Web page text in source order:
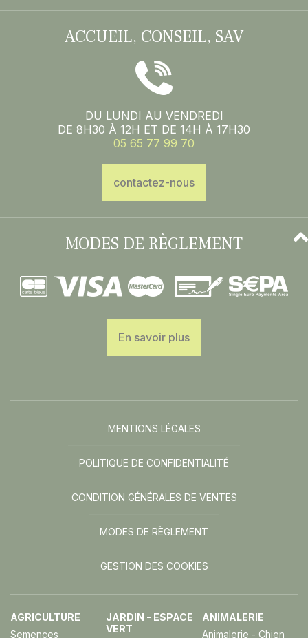
ACCUEIL, CONSEIL, SAV
DU LUNDI AU VENDREDI
DE 8H30 À 12H ET DE 14H À 17H30
05 65 77 99 70
contactez-nous
MODES DE RÈGLEMENT
En savoir plus
MENTIONS LÉGALES
POLITIQUE DE CONFIDENTIALITÉ
CONDITION GÉNÉRALES DE VENTES
MODES DE RÈGLEMENT
GESTION DES COOKIES
AGRICULTURE
Semences
JARDIN - ESPACE
VERT
ANIMALERIE
Animalerie - Chien